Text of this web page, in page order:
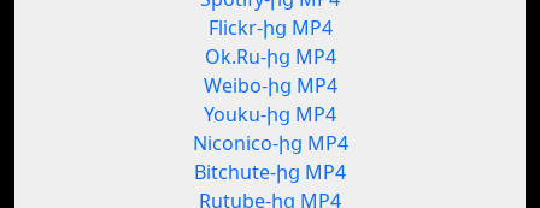
Flickr-ից MP4
Ok.Ru-ից MP4
Weibo-ից MP4
Youku-ից MP4
Niconico-ից MP4
Bitchute-ից MP4
Rutube-ից MP4